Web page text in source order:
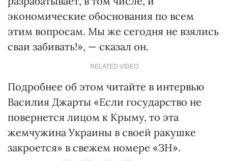
экономические обоснования по всем
этим вопросам. Мы же сегодня не взялись
сваи забивать!», — сказал он.
RELATED VIDEO
Подробнее об этом читайте в интервью
Василия Джарты «Если государство не
повернется лицом к Крыму, то эта
жемчужина Украины в своей ракушке
закроется» в свежем номере «ЗН».